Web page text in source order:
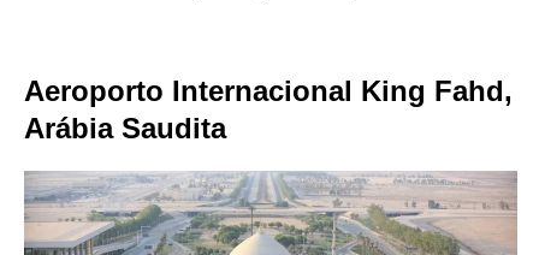
Aeroporto Internacional King Fahd,
Arábia Saudita